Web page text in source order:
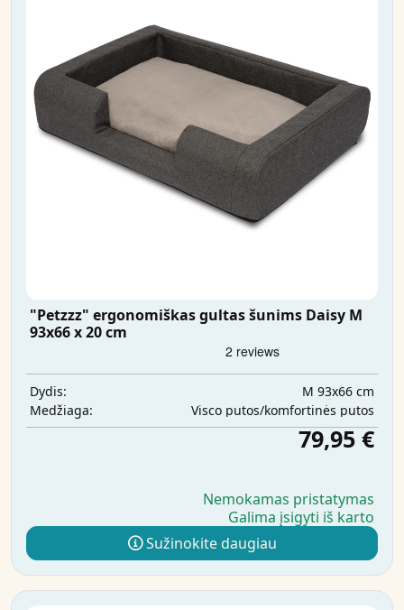
"Petzzz" ergonomiškas gultas šunims Daisy M
93x66 x 20 cm
Dydis:
M 93x66 cm
Medžiaga:
Visco putos/komfortinės putos
79,95 €
Nemokamas pristatymas
Galima įsigyti iš karto
Sužinokite daugiau